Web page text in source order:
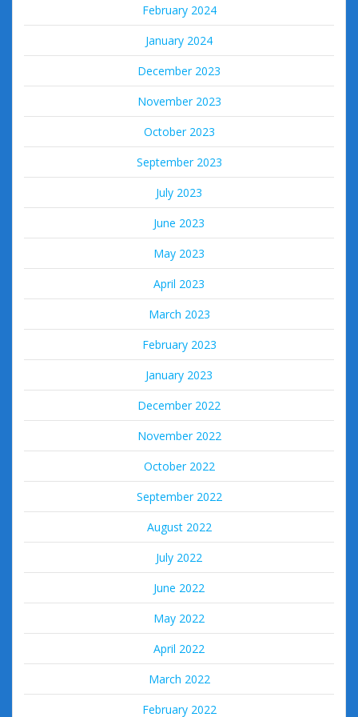
February 2024
January 2024
December 2023
November 2023
October 2023
September 2023
July 2023
June 2023
May 2023
April 2023
March 2023
February 2023
January 2023
December 2022
November 2022
October 2022
September 2022
August 2022
July 2022
June 2022
May 2022
April 2022
March 2022
February 2022